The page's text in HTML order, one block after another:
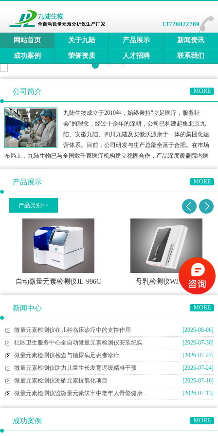
13720022769
网站首页 关于九陆 产品展示 新闻资讯
成功案例 荣誉资质 人才招聘 联系我们
公司简介 MORE
九陆生物成立于2010年，始终秉持"立足医疗，服务社
会"的理念，经过十余年的深耕，公司已构建起集北京九
陆、安徽九陆、四川九陆及安徽沃源康于一体的集团化运
营体系。目前，公司研发与生产总部坐落于合肥。在市场
布局上，九陆生物已与全国数千家医疗机构建立稳固合作，产品深度覆盖院内医
态圈。公司产品矩阵涵盖全自动微量元素分析仪、全自动维生素分
产品展示 MORE
产品类别>>
自动微量元素检测仪JL-996C 母乳检测仪WJ-M600
新闻中心 MORE
[2026-08-06]
微量元素检测仪在儿科临床诊疗中的支撑作用
[2026-07-30]
社区卫生服务中心全自动微量元素检测仪安装纪实
[2026-07-27]
微量元素检测仪检查与糖尿病足患者诊疗
[2026-07-24]
微量元素检测仪助力儿童生长发育迟缓精准干预
[2026-07-16]
微量元素检测仪测硒元素抗氧化项目
[2026-07-13]
微量元素检测仪监微量元素筑牢中老年人骨骼健康防线
成功案例 MORE